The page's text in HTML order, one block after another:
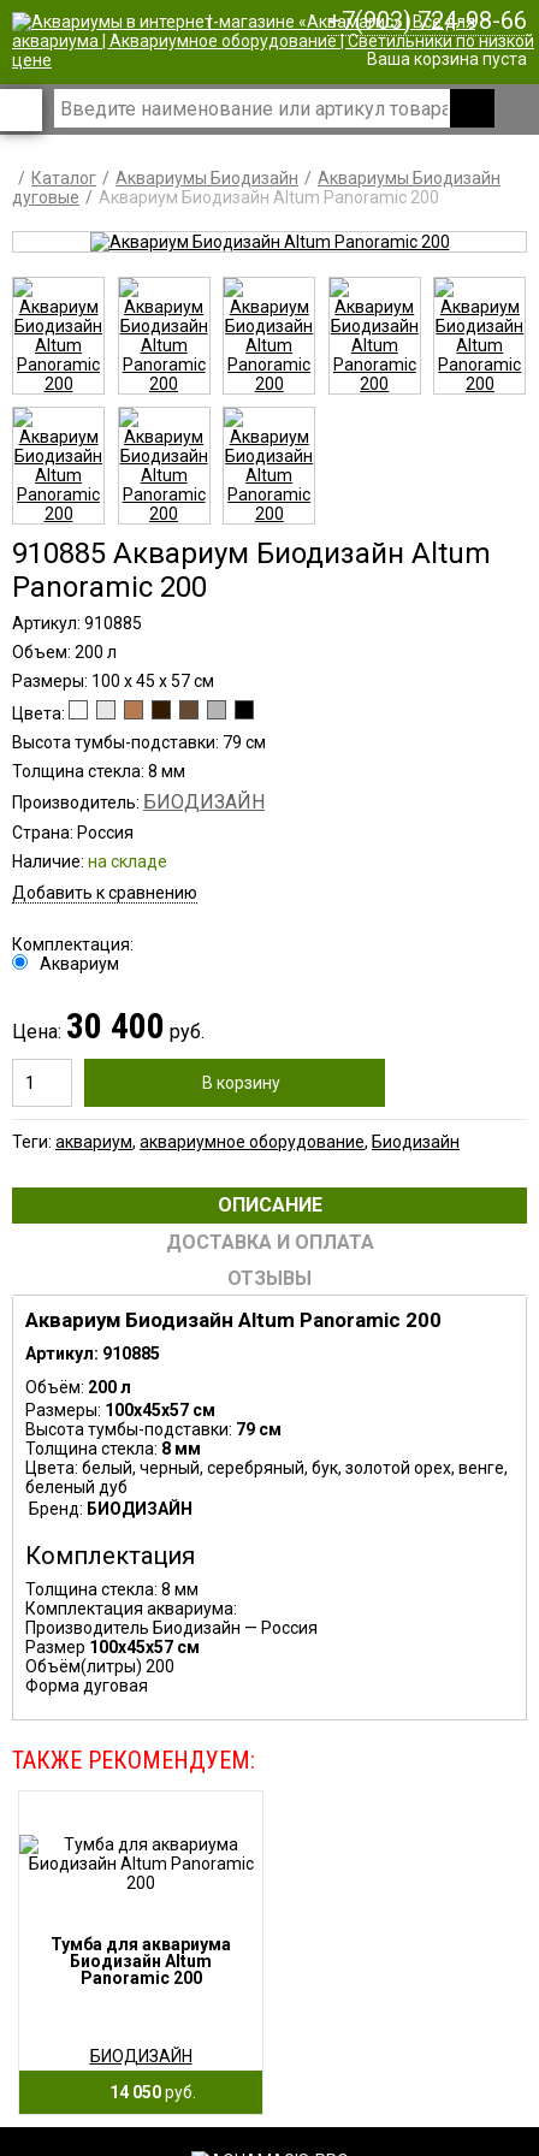
| +7(903) 724-98-66
Ваша корзина пуста
Каталог Аквариумы Биодизайн
Аквариумы Биодизайн
дуговые
Аквариум Биодизайн Altum Panoramic 200
910885 Аквариум Биодизайн Altum
Panoramic 200
Артикул: 910885
Объем: 200 л
Размеры: 100 x 45 x 57 см
Цвета:
Высота тумбы-подставки: 79 см
Толщина стекла: 8 мм
Производитель: БИОДИЗАЙН
Страна: Россия
Наличие: на складе
Добавить к сравнению
Комплектация:
Аквариум
Цена: 30 400 руб.
В корзину
Теги: аквариум, аквариумное оборудование, Биодизайн
ОПИСАНИЕ
ДОСТАВКА И ОПЛАТА
ОТЗЫВЫ
Аквариум Биодизайн Altum Panoramic 200
Артикул: 910885
Объём: 200 л
Размеры: 100х45х57 см
Высота тумбы-подставки: 79 см
Толщина стекла: 8 мм
Цвета: белый, черный, серебряный, бук, золотой орех, венге,
беленый дуб
Бренд: БИОДИЗАЙН
Комплектация
Толщина стекла: 8 мм
Комплектация аквариума:
Производитель Биодизайн — Россия
Размер 100х45х57 см
Объём(литры) 200
Форма дуговая
ТАКЖЕ РЕКОМЕНДУЕМ:
Тумба для аквариума
Биодизайн Altum
Panoramic 200
БИОДИЗАЙН
14 050руб.